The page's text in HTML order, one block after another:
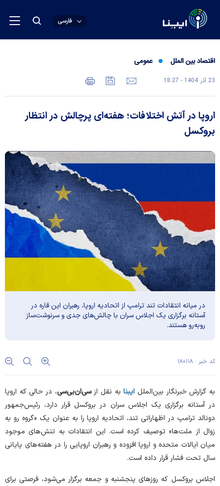
فارسی
اقتصاد بین الملل عمومی
23 آذر 1404 - 18:27
اروپا در آتش اختلافات؛ هفته‌ای پرچالش در انتظار
بروکسل
در میانه انتقادات تند ترامپ از اتحادیه اروپا، رهبران این قاره در
آستانه برگزاری یک اجلاس سران با چالش‌های جدی و سرنوشت‌ساز
رو‌به‌رو هستند.
کد خبر : ۱۸۰۱۱۸
به گزارش خبرنگار بین‌الملل ایبنا به نقل ازسی‌ان‌بی‌سی، در حالی که اروپا
در آستانه برگزاری یک اجلاس سران در بروکسل قرار دارد، رئیس‌جمهور
دونالد ترامپ در اظهاراتی تند، اتحادیه اروپا را به عنوان یک «گروه رو به
زوال از ملت‌ها» توصیف کرده است. این انتقادات به تنش‌های موجود
میان ایالات متحده و اروپا افزوده و رهبران اروپایی را در هفته‌های پایانی
سال تحت فشار قرار داده است.
اجلاس بروکسل که روز‌های پنجشنبه و جمعه برگزار می‌شود، فرصتی برای